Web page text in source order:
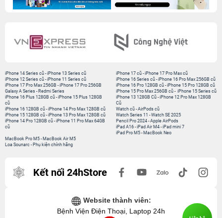
iPhone 14 Series cũ -iPhone 13 Series cũ
iPhone 12 Series cũ -iPhone 11 Series cũ
iPhone 17 Pro Max 256GB -iPhone 17 Pro 256GB
Galaxy A Series - Redmi Series
iPhone 17 cũ -iPhone 17 Pro Max cũ
iPhone 16 Series cũ - iPhone 16 Pro Max 256GB cũ
iPhone 16 Pro 128GB cũ -iPhone 15 Pro 128GB cũ
iPhone 15 Pro Max 256GB cũ - iPhone 15 Series cũ
iPhone 16 Plus 128GB cũ -iPhone 15 Plus 128GB
cũ
iPhone 16 128GB cũ -iPhone 14 Pro Max 128GB cũ
iPhone 15 128GB cũ -iPhone 13 Pro Max 128GB cũ
iPhone 14 Pro 128GB cũ -iPhone 11 Pro Max 64GB
cũ
iPhone 13 128GB Cũ -iPhone 12 Pro Max 128GB
Cũ
Watch cũ -AirPods cũ
Watch Series 11 -Watch SE 2025
Pencil Pro 2024 -Apple AirPods
iPad A16 -iPad Air M4 -iPad mini 7
iPad Pro M5 - MacBook Neo
MacBook Pro M5 - MacBook Air M5
Loa Sounarc - Phụ kiện chính hãng
Kết nối 24hStore
Website thành viên:
Bệnh Viện Điện Thoại, Laptop 24h